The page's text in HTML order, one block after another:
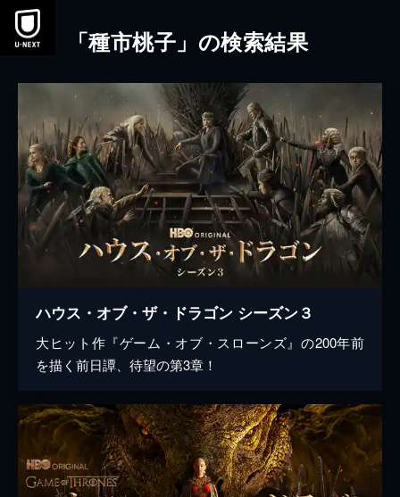
本文へスキップ
「種市桃子」の検索結果
ハウス・オブ・ザ・ドラゴン シーズン３
大ヒット作『ゲーム・オブ・スローンズ』の200年前
を描く前日譚、待望の第3章！